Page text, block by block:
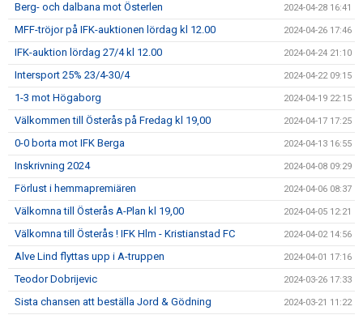
Berg- och dalbana mot Österlen 2024-04-28 16:41
MFF-tröjor på IFK-auktionen lördag kl 12.00 2024-04-26 17:46
IFK-auktion lördag 27/4 kl 12.00 2024-04-24 21:10
Intersport 25% 23/4-30/4 2024-04-22 09:15
1-3 mot Högaborg 2024-04-19 22:15
Välkommen till Österås på Fredag kl 19,00 2024-04-17 17:25
0-0 borta mot IFK Berga 2024-04-13 16:55
Inskrivning 2024 2024-04-08 09:29
Förlust i hemmapremiären 2024-04-06 08:37
Välkomna till Österås A-Plan kl 19,00 2024-04-05 12:21
Välkomna till Österås ! IFK Hlm - Kristianstad FC 2024-04-02 14:56
Alve Lind flyttas upp i A-truppen 2024-04-01 17:16
Teodor Dobrijevic 2024-03-26 17:33
Sista chansen att beställa Jord & Gödning 2024-03-21 11:22